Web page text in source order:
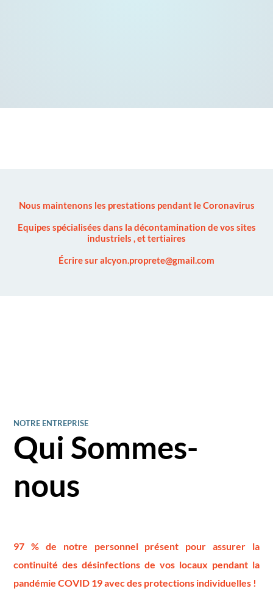
Nous maintenons les prestations pendant le Coronavirus
Equipes spécialisées dans la décontamination de vos sites
industriels , et tertiaires
Écrire sur alcyon.proprete@gmail.com
NOTRE ENTREPRISE
Qui Sommes-
nous
97 % de notre personnel présent pour assurer la
continuité des désinfections de vos locaux pendant la
pandémie COVID 19 avec des protections individuelles !